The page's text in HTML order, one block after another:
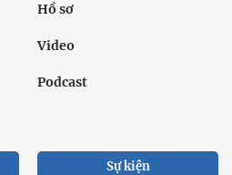
Hồ sơ
Video
Podcast
Sự kiện